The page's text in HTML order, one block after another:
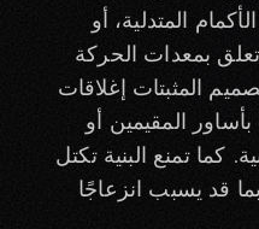
المتدلية، أو
بمعدات الحركة
المثبتات إغلاقات
المقيمين أو
كما تمنع البنية تكتل
قد يسبب انزعاجًا